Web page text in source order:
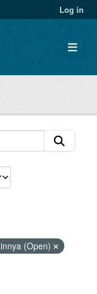
Log in
(Open)